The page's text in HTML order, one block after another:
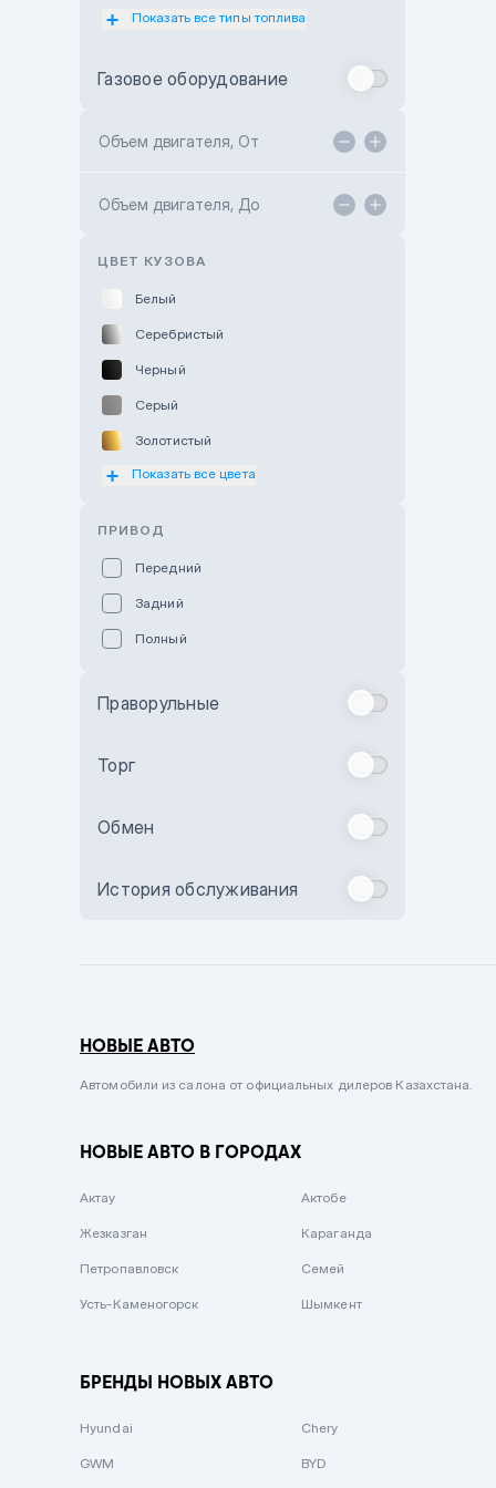
Subaru Motor Almaty
Toyota Kokshetau
Hyundai ShymCity
Показать все типы топлива
Газовое оборудование
Объем двигателя, От
Объем двигателя, До
ЦВЕТ КУЗОВА
Белый
Серебристый
Черный
Серый
Золотистый
Оранжевый
Бежевый
Комбинированный
Сиреневый металлик
Вишневый
Зеленый металлик
Показать все цвета
ПРИВОД
Передний
Задний
Полный
Праворульные
Торг
Обмен
История обслуживания
НОВЫЕ АВТО
Автомобили из салона от официальных дилеров Казахстана.
НОВЫЕ АВТО В ГОРОДАХ
Актау Актобе
Жезказган Караганда
Петропавловск Семей
Усть-Каменогорск Шымкент
БРЕНДЫ НОВЫХ АВТО
Hyundai Chery
GWM BYD